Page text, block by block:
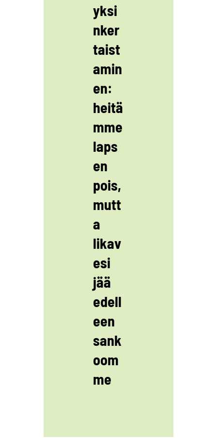
yksi
nker
taist
amin
en:
heitä
mme
laps
en
pois,
mutt
a
likav
esi
jää
edell
een
sank
oom
me